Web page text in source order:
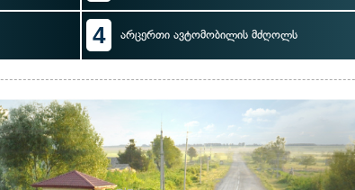
4 არცერთი ავტომობილის მძღოლს